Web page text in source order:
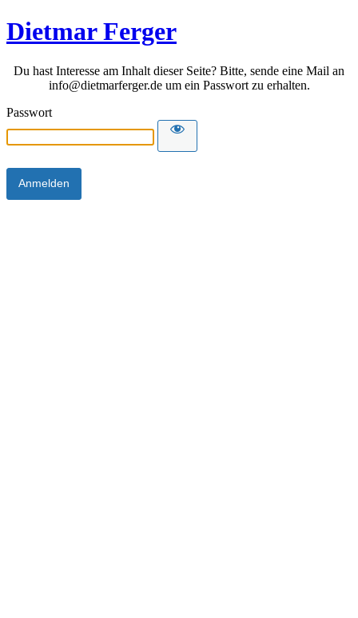
Dietmar Ferger
Du hast Interesse am Inhalt dieser Seite? Bitte, sende eine Mail an
info@dietmarferger.de um ein Passwort zu erhalten.
Passwort